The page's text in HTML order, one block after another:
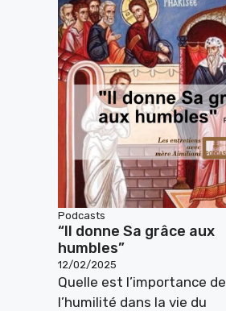
Podcasts
“Il donne Sa grâce aux
humbles”
12/02/2025
Quelle est l’importance de
l’humilité dans la vie du